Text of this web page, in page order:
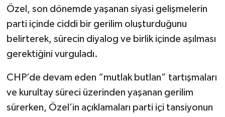
Özel, son dönemde yaşanan siyasi gelişmelerin
parti içinde ciddi bir gerilim oluşturduğunu
belirterek, sürecin diyalog ve birlik içinde aşılması
gerektiğini vurguladı.
CHP’de devam eden “mutlak butlan” tartışmaları
ve kurultay süreci üzerinden yaşanan gerilim
sürerken, Özel’in açıklamaları parti içi tansiyonun